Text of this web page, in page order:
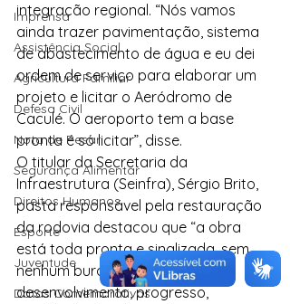
Imprensa
Assistência Social
Agricultura Familiar
Defesa Civil
Nota de Pesar
Segurança Alimentar
Direitos Humanos
Esporte
Juventude
Datas Comemorativas
integração regional. “Nós vamos
ainda trazer pavimentação, sistema
de abastecimento de água e eu dei
ordem de serviço para elaborar um
projeto e licitar o Aeródromo de
Caculé. O aeroporto tem a base
pronta é só licitar”, disse.
O titular da Secretaria da
Infraestrutura (Seinfra), Sérgio Brito,
pasta responsável pela restauração
da rodovia destacou que “a obra
está toda pronta e sinalizada, sem
nenhum buraco. Isso quer dizer
desenvolvimento, progresso,